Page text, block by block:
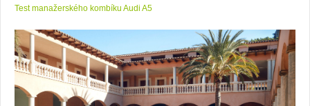
Test manažerského kombíku Audi A5